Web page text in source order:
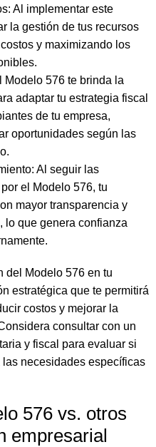
Al implementar este
la gestión de tus recursos
y maximizando los
576 te brinda la
adaptar tu estrategia fiscal
de tu empresa,
oportunidades según las
Al seguir las
el Modelo 576, tu
mayor transparencia y
lo que genera confianza
del Modelo 576 en tu
estratégica que te permitirá
costos y mejorar la
consultar con un
y fiscal para evaluar si
necesidades específicas
576 vs. otros
empresarial